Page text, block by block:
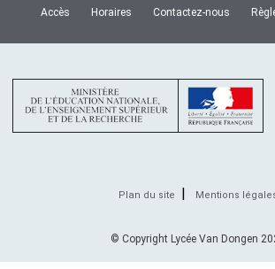
Accès Horaires Contactez-nous
Plan du site Mentions
© Copyright Lycée Van Dongen